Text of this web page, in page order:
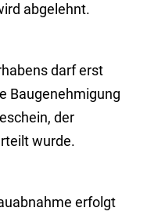
abgelehnt.
darf erst
Baugenehmigung
der
wurde.
erfolgt